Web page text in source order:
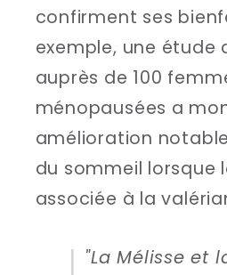
confirment ses
exemple, une étude
auprès de 100
ménopausées a
amélioration
du sommeil lorsque
associée à la
"La Mélisse et